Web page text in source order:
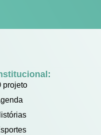
projeto